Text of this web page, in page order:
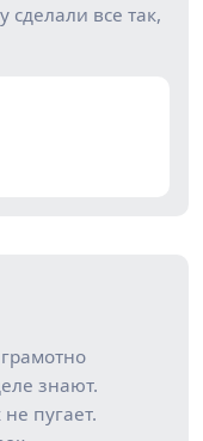
сделали все так,
знают.
пугает.